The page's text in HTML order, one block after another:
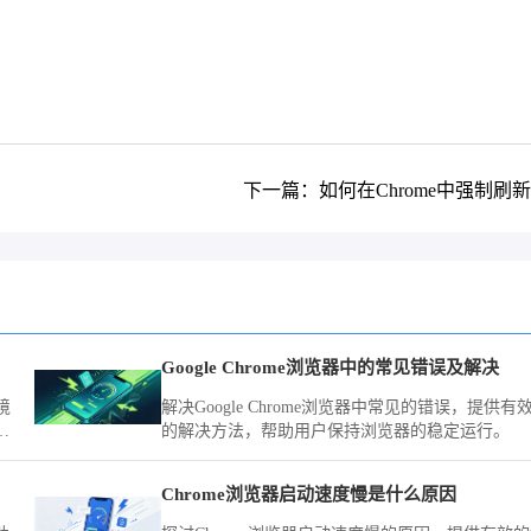
下一篇：如何在Chrome中强制刷
Google Chrome浏览器中的常见错误及解决
解决Google Chrome浏览器中常见的错误，提供有
的解决方法，帮助用户保持浏览器的稳定运行。
Chrome浏览器启动速度慢是什么原因